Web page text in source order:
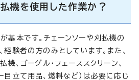
機を使用した作業か？
基本です。チェーンソーや刈払機の
経験者の方のみとしています。また、
機、ゴーグル・フェーススクリーン、
目立て用品、燃料など）は必要に応じ